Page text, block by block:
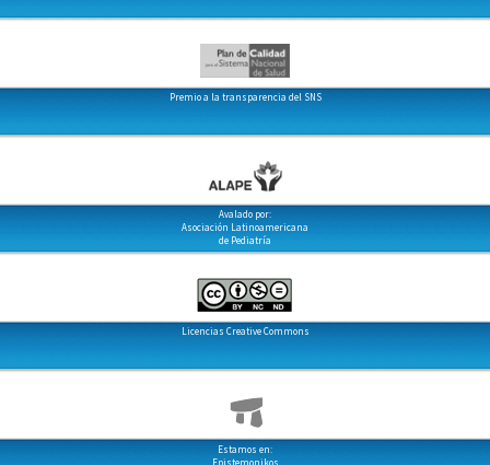
Premio a la transparencia del SNS
Avalado por:
Asociación Latinoamericana
de Pediatría
Licencias Creative Commons
Estamos en:
Epistemonikos